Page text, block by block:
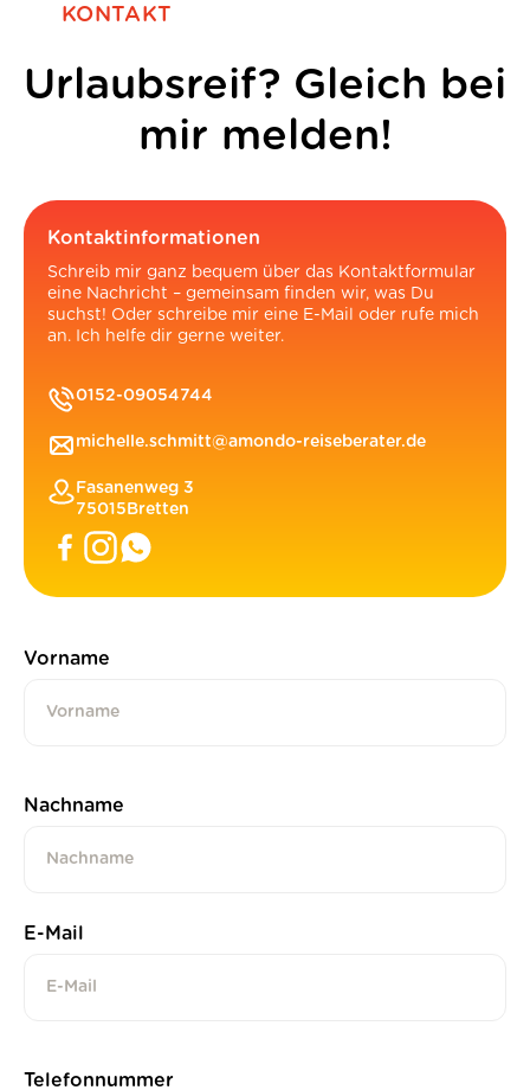
KONTAKT
Urlaubsreif? Gleich bei
mir melden!
Kontaktinformationen
Schreib mir ganz bequem über das Kontaktformular
eine Nachricht – gemeinsam finden wir, was Du
suchst! Oder schreibe mir eine E-Mail oder rufe mich
an. Ich helfe dir gerne weiter.
0152-09054744
michelle.schmitt@amondo-reiseberater.de
Fasanenweg 3
75015Bretten
Vorname
Nachname
E-Mail
Telefonnummer